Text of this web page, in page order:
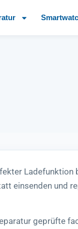
Ladefunktion
einsenden und
geprüfte